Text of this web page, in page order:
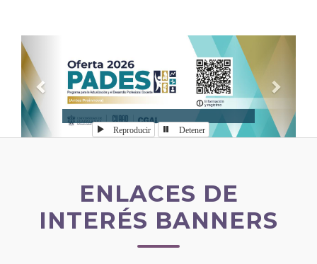
Reproducir Detener
ENLACES DE
INTERÉS BANNERS